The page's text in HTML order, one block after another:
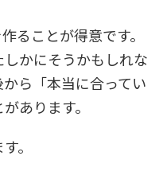
ることが得意です。
かにそうかもしれな
ら「本当に合ってい
あります。
。